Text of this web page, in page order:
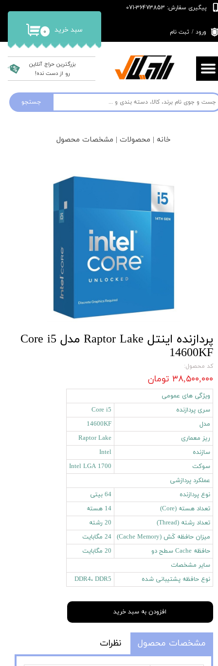
جستجو
پیگیری سفارش: 36473853-071
۰ سبد خرید ورود / ثبت نام
تغییر گذر واژه
سفارشات
بزرگترین حراج آنلاین
رو از دست نده!
خانه | محصولات | مشخصات محصول
پردازنده اینتل Raptor Lake مدل Core i5
14600KF
کد محصول:
۳۸,۵۰۰,۰۰۰ تومان
ویژگی های عمومی
سری پردازنده
Core i5
مدل
14600KF
ریز معماری
Raptor Lake
سازنده
Intel
سوکت
Intel LGA 1700
عملکرد پردازشی
نوع پردازنده
64 بیتی
تعداد هسته (Core)
14 هسته
تعداد رشته (Thread)
20 رشته
میزان حافظه کَش (Cache Memory)
24 مگابایت
حافظه Cache سطح دو
20 مگابایت
سایر مشخصات
نوع حافظه پشتیبانی شده
DDR4، DDR5
افزودن به سبد خرید
مشخصات محصول نظرات